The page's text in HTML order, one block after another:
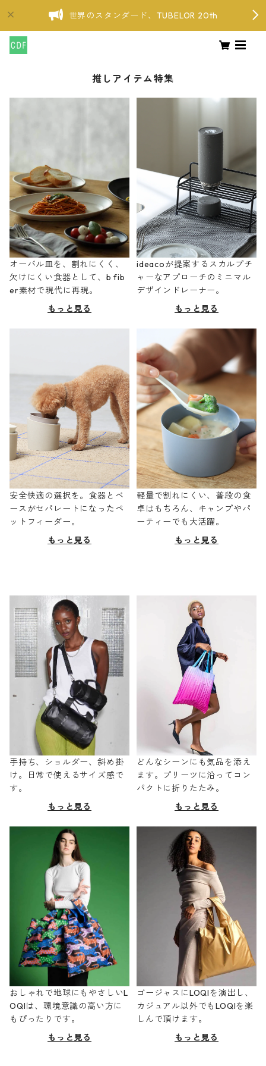
世界のスタンダード、TUBELOR 20th
推しアイテム特集
オーバル皿を、割れにくく、
欠けにくい食器として、b fib
er素材で現代に再現。
もっと見る
ideacoが提案するスカルプチ
ャーなアプローチのミニマル
デザインドレーナー。
もっと見る
安全快適の選択を。食器とベ
ースがセパレートになったペ
ットフィーダー。
もっと見る
軽量で割れにくい、普段の食
卓はもちろん、キャンプやパ
ーティーでも大活躍。
もっと見る
手持ち、ショルダー、斜め掛
け。日常で使えるサイズ感で
す。
もっと見る
どんなシーンにも気品を添え
ます。プリーツに沿ってコン
パクトに折りたたみ。
もっと見る
おしゃれで地球にもやさしいL
OQIは、環境意識の高い方に
もぴったりです。
もっと見る
ゴージャスにLOQIを演出し、
カジュアル以外でもLOQIを楽
しんで頂けます。
もっと見る